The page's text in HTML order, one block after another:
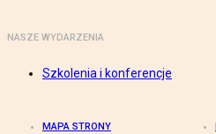
NASZE WYDARZENIA
Szkolenia i konferencje
MAPA STRONY